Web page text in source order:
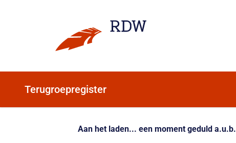
Terugroepregister
Aan het laden... een moment geduld a.u.b.